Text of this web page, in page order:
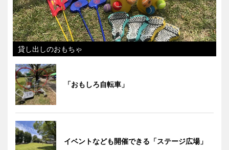
貸し出しのおもちゃ
「おもしろ自転車」
イベントなども開催できる「ステージ広場」